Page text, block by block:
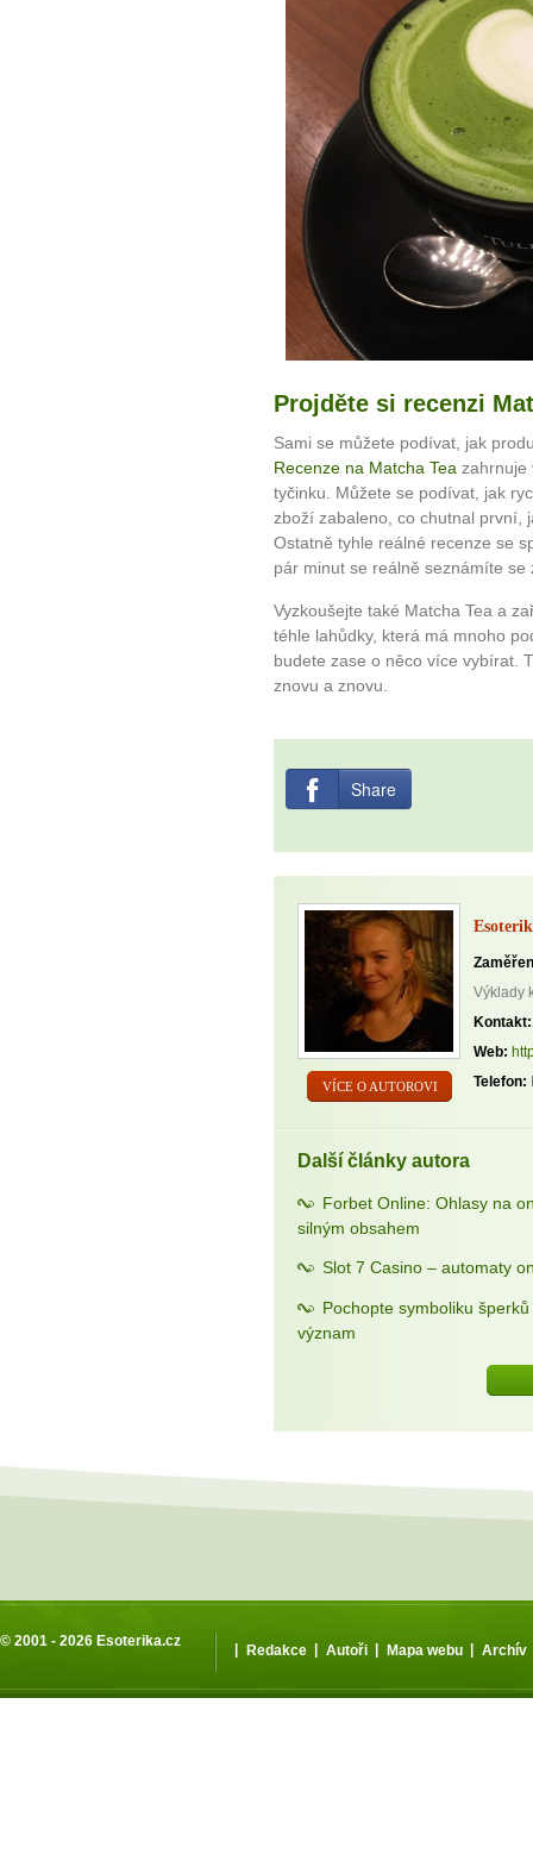
10 tipů
...
Máte pocit, že jste unaveni
Jak mít více energie
Jak být šťastnější
Projděte si recenzi
Sami se můžete podívat, jak
Recenze na Matcha Tea zahrnuje
tyčinku. Můžete se podívat, jak
zboží zabaleno, co chutnal první,
Ostatně tyhle reálné recenze se
pár minut se reálně seznámíte
Vyzkoušejte také Matcha Tea a
téhle lahůdky, která má mnoho
budete zase o něco více vybírat.
znovu a znovu.
Share
VÍCE O AUTOROVI
Výklady
Kontakt:
Web:
Telefon:
Další články autora
Forbet Online: Ohlasy na
silným obsahem
Slot 7 Casino – automaty
Pochopte symboliku
význam
© 2001 - 2026 Esoterika.cz
Redakce Autoři Mapa webu Archív